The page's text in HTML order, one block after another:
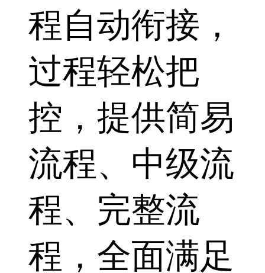
程自动衔接，
过程轻松把
控，提供简易
流程、中级流
程、完整流
程，全面满足